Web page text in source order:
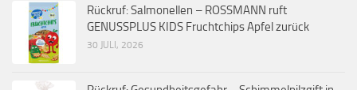
Rückruf: Salmonellen – ROSSMANN ruft
GENUSSPLUS KIDS Fruchtchips Apfel zurück
30 JULI, 2026